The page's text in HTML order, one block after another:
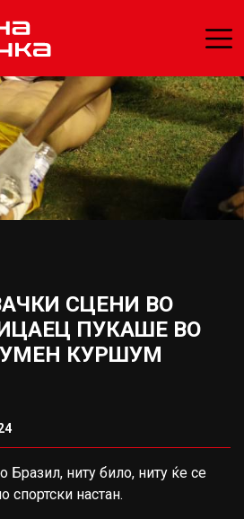
СЦЕНИ ВО
ПУКАШЕ ВО
КУРШУМ
Бразил, ниту било, ниту ќе се
спортски настан.